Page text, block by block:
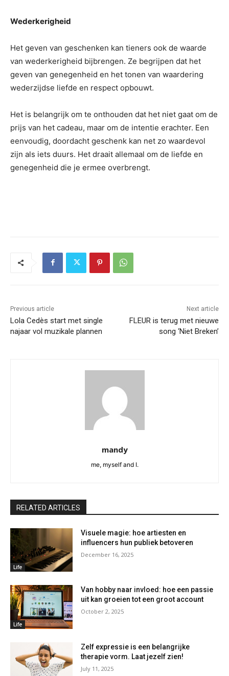
Wederkerigheid
Het geven van geschenken kan tieners ook de waarde
van wederkerigheid bijbrengen. Ze begrijpen dat het
geven van genegenheid en het tonen van waardering
wederzijdse liefde en respect opbouwt.
Het is belangrijk om te onthouden dat het niet gaat om de
prijs van het cadeau, maar om de intentie erachter. Een
eenvoudig, doordacht geschenk kan net zo waardevol
zijn als iets duurs. Het draait allemaal om de liefde en
genegenheid die je ermee overbrengt.
Previous article
Lola Cedès start met single
najaar vol muzikale plannen
Next article
FLEUR is terug met nieuwe
song ‘Niet Breken’
mandy
me, myself and I.
RELATED ARTICLES
Life
Visuele magie: hoe artiesten en
influencers hun publiek betoveren
December 16, 2025
Life
Van hobby naar invloed: hoe een passie
uit kan groeien tot een groot account
October 2, 2025
Zelf expressie is een belangrijke
therapie vorm. Laat jezelf zien!
July 11, 2025